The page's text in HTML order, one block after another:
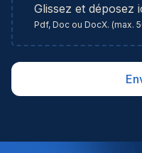
Glissez et déposez
Pdf, Doc ou DocX. (max.